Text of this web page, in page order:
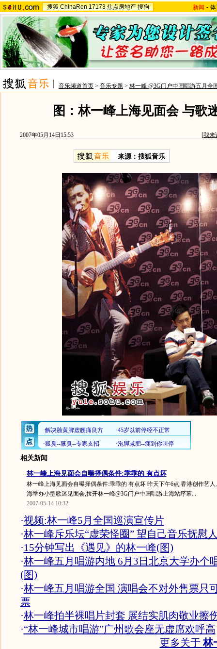
搜狐 ChinaRen 17173 焦点房地产 搜狗 新闻 -
音乐频道首页 > 音乐专题 > 林一峰 @3G门户中国唱游五月全
图：林一峰上海见面会 与歌
2007年05月14日15:53 [我来
来源：搜狐音乐
相关新闻
林一峰上海见面会自曝择偶条件:乖乖的 有点坏
林一峰上海见面会自曝择偶条件:乖乖的 有点坏 昨天下午6点,香港创作艺
海举办小型歌迷见面会,拉开林一峰@3G门户中国唱游上海站序幕...
2007-05-14 10:32
·视频:林一峰5月全国巡演宣传片
·林一峰斥乐坛“虚荣怪圈” 望自己音乐抚慰
·15分钟写出《遇见》的林一峰(图)
·林一峰五月唱游内地 6月3日北京大学办个
(图)
·林一峰五月唱游全国 演唱会不对外售票只
票
·林一峰拍半裸唱片封套 展结实肌肉敬业擦
·“林一峰城市唱游”广州歌会座无虚席欢呼高
更多关于林